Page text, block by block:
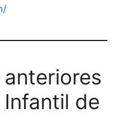
anteriores
de